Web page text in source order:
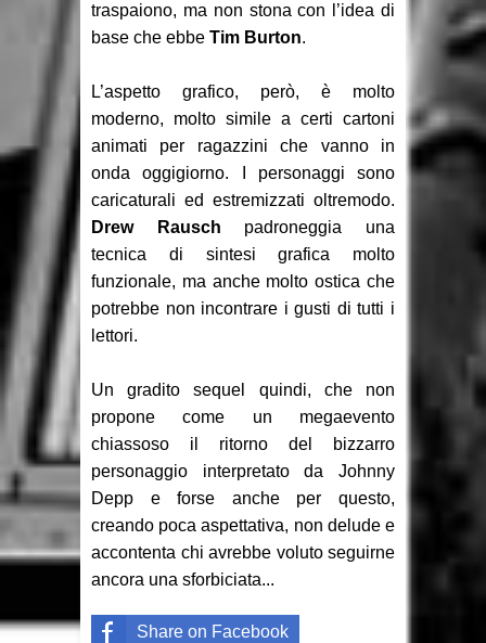
traspaiono, ma non stona con l’idea di
base che ebbe Tim Burton.
L’aspetto grafico, però, è molto
moderno, molto simile a certi cartoni
animati per ragazzini che vanno in
onda oggigiorno. I personaggi sono
caricaturali ed estremizzati oltremodo.
Drew Rausch padroneggia una
tecnica di sintesi grafica molto
funzionale, ma anche molto ostica che
potrebbe non incontrare i gusti di tutti i
lettori.
Un gradito sequel quindi, che non
propone come un megaevento
chiassoso il ritorno del bizzarro
personaggio interpretato da Johnny
Depp e forse anche per questo,
creando poca aspettativa, non delude e
accontenta chi avrebbe voluto seguirne
ancora una sforbiciata...
Share on Facebook